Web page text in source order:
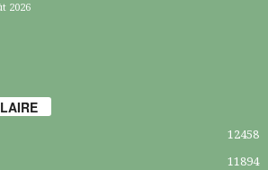
2026
12458
11894